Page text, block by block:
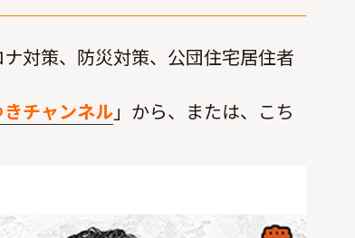
対策、防災対策、公団住宅居住者
チャンネル」から、または、こち